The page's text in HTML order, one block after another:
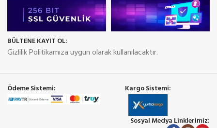
BÜLTENE KAYIT OL:
Gizlilik Politikamıza uygun olarak kullanılacaktır.
Ödeme Sistemi: Kargo Sistemi:
Sosyal Medya Linklerimiz: